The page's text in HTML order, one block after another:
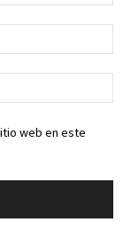
web en este